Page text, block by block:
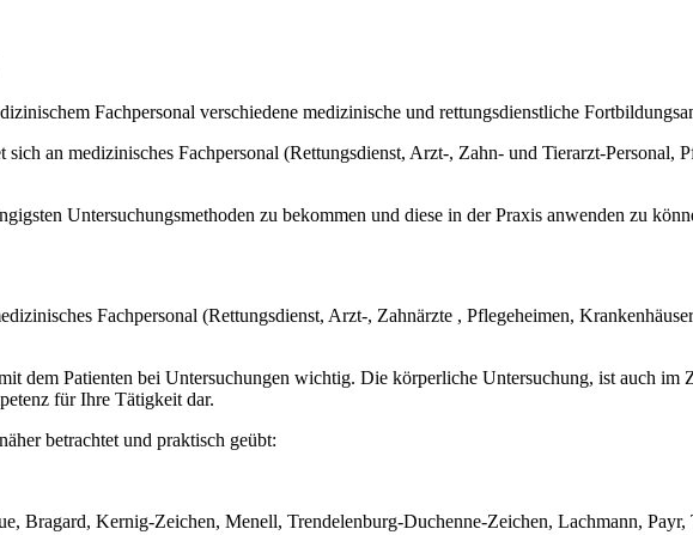
Fachpersonal verschiedene medizinische und rettungsdienstliche
sich an medizinisches Fachpersonal (Rettungsdienst, Arzt-, Zahn- und Tierarzt-Personal,
Untersuchungsmethoden zu bekommen und diese in der Praxis anwenden zu
Fachpersonal (Rettungsdienst, Arzt-, Zahnärzte , Pflegeheimen,
dem Patienten bei Untersuchungen wichtig. Die körperliche Untersuchung, ist auch im
für Ihre Tätigkeit dar.
betrachtet und praktisch geübt:
Bragard, Kernig-Zeichen, Menell, Trendelenburg-Duchenne-Zeichen, Lachmann, Payr,